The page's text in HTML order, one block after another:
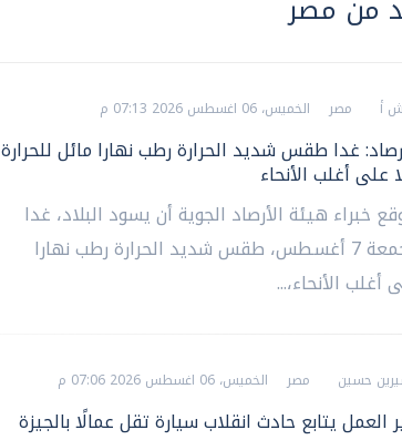
أ مصر الخميس، 06 اغسطس 2026 07:13 م
غدا طقس شديد الحرارة رطب نهارا مائل للحرارة
على أغلب الأنحاء
خبراء هيئة الأرصاد الجوية أن يسود البلاد، غدا
الجمعة 7 أغسطس، طقس شديد الحرارة رطب نهارا
أغلب الأنحاء،...
حسين مصر الخميس، 06 اغسطس 2026 07:06 م
العمل يتابع حادث انقلاب سيارة تقل عمالًا بالجيزة